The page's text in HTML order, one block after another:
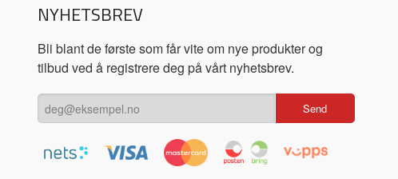
NYHETSBREV
Bli blant de første som får vite om nye produkter og
tilbud ved å registrere deg på vårt nyhetsbrev.